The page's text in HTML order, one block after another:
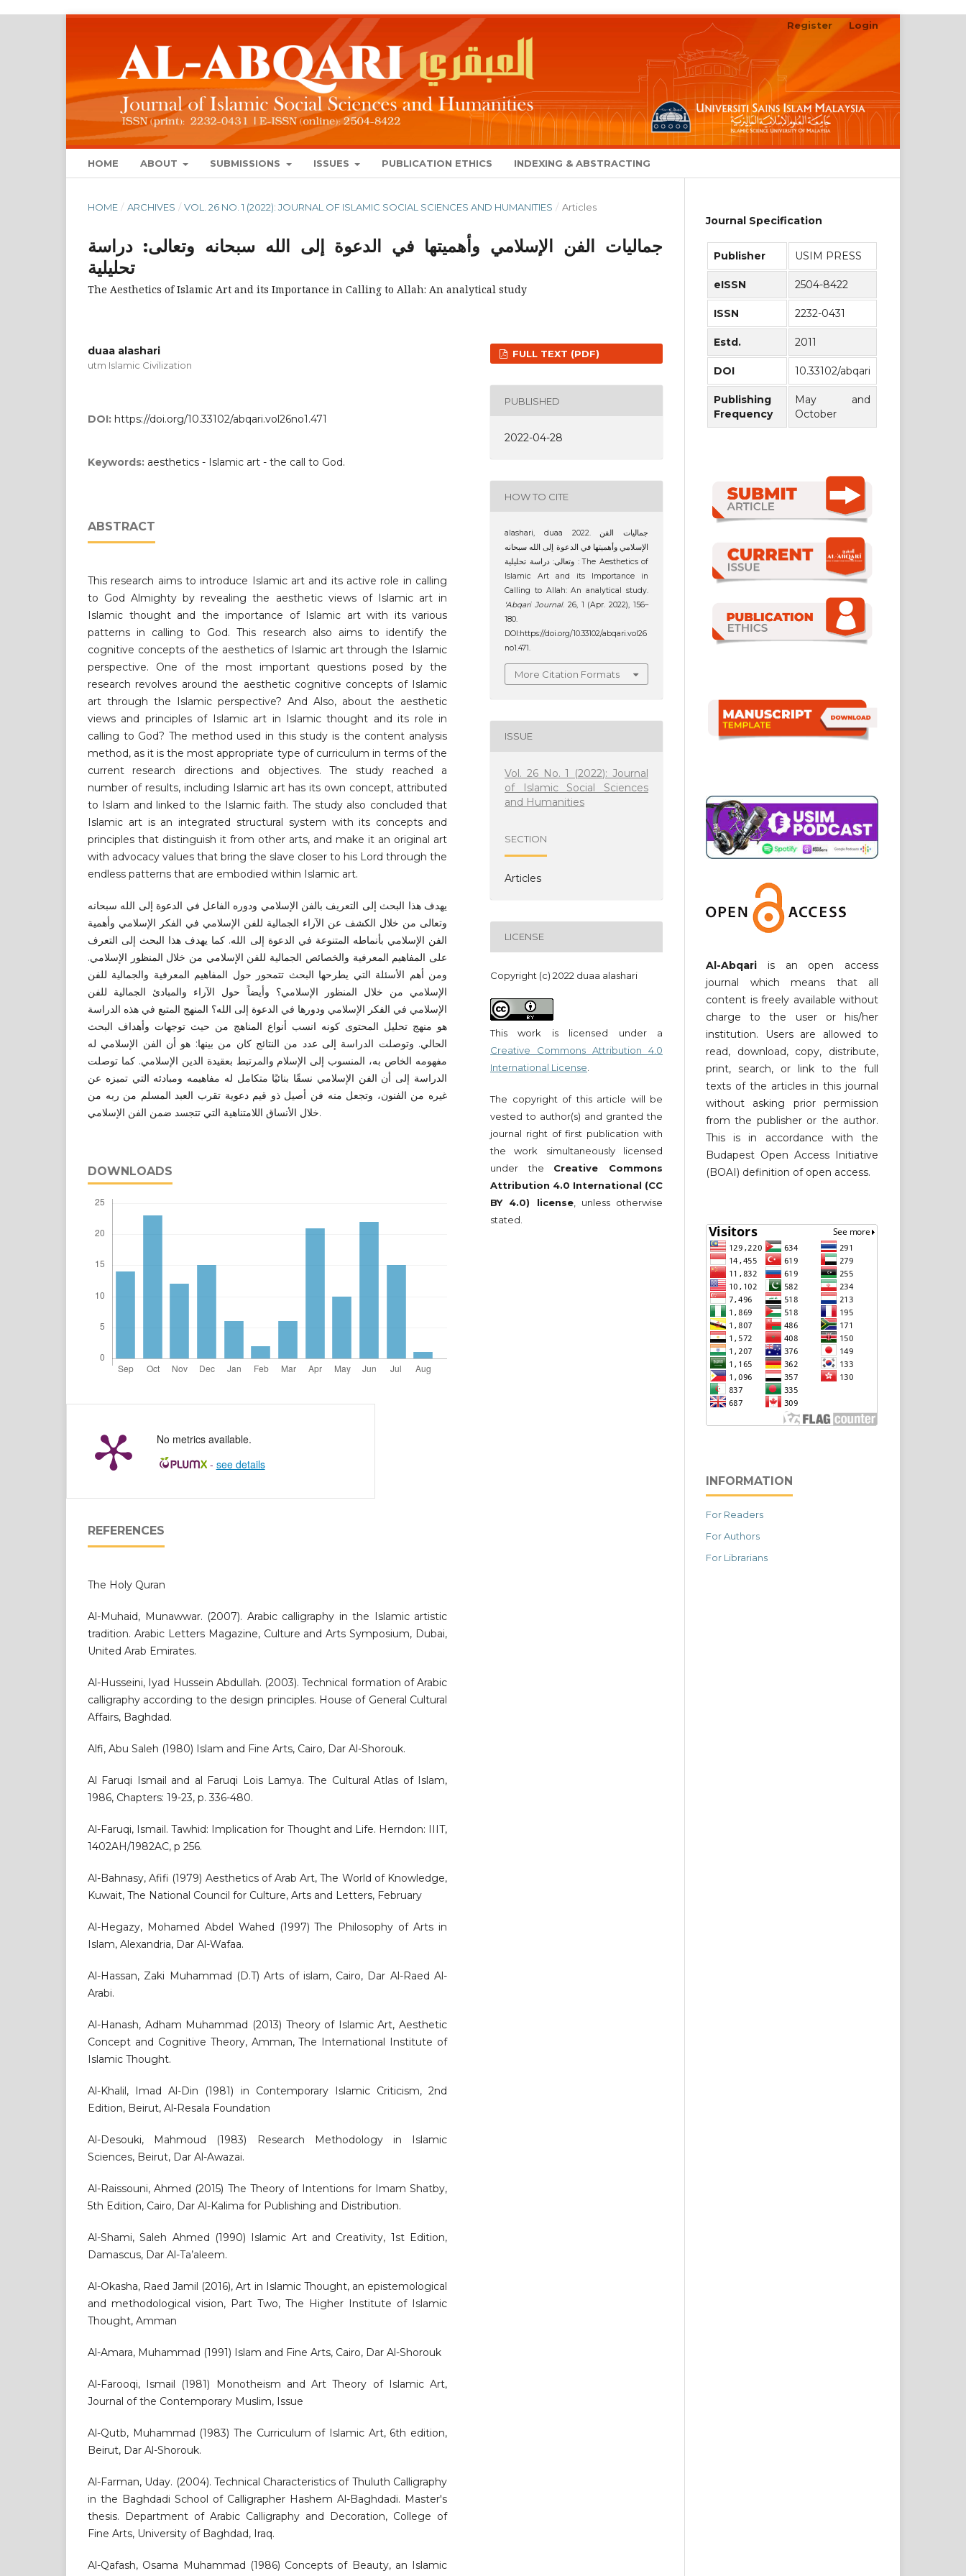
HOME ABOUT SUBMISSIONS ISSUES PUBLICATION ETHICS INDEXING & ABSTRACTING
Register Login
HOME / ARCHIVES / VOL. 26 NO. 1 (2022): JOURNAL OF ISLAMIC SOCIAL SCIENCES AND HUMANITIES / Articles
جماليات الفن الإسلامي وأهميتها في الدعوة إلى الله سبحانه وتعالى: دراسة
تحليلية
The Aesthetics of Islamic Art and its Importance in Calling to Allah: An analytical study
duaa alashari
utm Islamic Civilization
DOI: https://doi.org/10.33102/abqari.vol26no1.471
Keywords: aesthetics - Islamic art - the call to God.
ABSTRACT
This research aims to introduce Islamic art and its active role in calling
to God Almighty by revealing the aesthetic views of Islamic art in
Islamic thought and the importance of Islamic art with its various
patterns in calling to God. This research also aims to identify the
cognitive concepts of the aesthetics of Islamic art through the Islamic
perspective. One of the most important questions posed by the
research revolves around the aesthetic cognitive concepts of Islamic
art through the Islamic perspective? And Also, about the aesthetic
views and principles of Islamic art in Islamic thought and its role in
calling to God? The method used in this study is the content analysis
method, as it is the most appropriate type of curriculum in terms of the
current research directions and objectives. The study reached a
number of results, including Islamic art has its own concept, attributed
to Islam and linked to the Islamic faith. The study also concluded that
Islamic art is an integrated structural system with its concepts and
principles that distinguish it from other arts, and make it an original art
with advocacy values ​​that bring the slave closer to his Lord through the
endless patterns that are embodied within Islamic art.
يهدف هذا البحث إلى التعريف بالفن الإسلامي ودوره الفاعل في الدعوة إلى الله سبحانه
وتعالى من خلال الكشف عن الآراء الجمالية للفن الإسلامي في الفكر الإسلامي وأهمية
الفن الإسلامي بأنماطه المتنوعة في الدعوة إلى الله. كما يهدف هذا البحث إلى التعرف
على المفاهيم المعرفية والخصائص الجمالية للفن الإسلامي من خلال المنظور الإسلامي.
ومن أهم الأسئلة التي يطرحها البحث تتمحور حول المفاهيم المعرفية والجمالية للفن
الإسلامي من خلال المنظور الإسلامي؟ وأيضاً حول الآراء والمبادئ الجمالية للفن
الإسلامي في الفكر الإسلامي ودورها في الدعوة إلى الله؟ المنهج المتبع في هذه الدراسة
هو منهج تحليل المحتوى كونه انسب أنواع المناهج من حيث توجهات وأهداف البحث
الحالي. وتوصلت الدراسة إلى عدد من النتائج كان من بينها: هو أن الفن الإسلامي له
مفهومه الخاص به، المنسوب إلى الإسلام والمرتبط بعقيدة الدين الإسلامي. كما توصلت
الدراسة إلى أن الفن الإسلامي نسقًا بنائيًا متكامل له مفاهيمه ومبادئه التي تميزه عن
غيره من الفنون، وتجعل منه فن أصيل ذو قيم دعوية تقرب العبد المسلم من ربه من
خلال الأنساق اللامتناهية التي تتجسد ضمن الفن الإسلامي.
DOWNLOADS
No metrics available.
- see details
REFERENCES
The Holy Quran
Al-Muhaid, Munawwar. (2007). Arabic calligraphy in the Islamic artistic
tradition. Arabic Letters Magazine, Culture and Arts Symposium, Dubai,
United Arab Emirates.
Al-Husseini, Iyad Hussein Abdullah. (2003). Technical formation of Arabic
calligraphy according to the design principles. House of General Cultural
Affairs, Baghdad.
Alfi, Abu Saleh (1980) Islam and Fine Arts, Cairo, Dar Al-Shorouk.
Al Faruqi Ismail and al Faruqi Lois Lamya. The Cultural Atlas of Islam,
1986, Chapters: 19-23, p. 336-480.
Al-Faruqi, Ismail. Tawhid: Implication for Thought and Life. Herndon: IIIT,
1402AH/1982AC, p 256.
Al-Bahnasy, Afifi (1979) Aesthetics of Arab Art, The World of Knowledge,
Kuwait, The National Council for Culture, Arts and Letters, February
Al-Hegazy, Mohamed Abdel Wahed (1997) The Philosophy of Arts in
Islam, Alexandria, Dar Al-Wafaa.
Al-Hassan, Zaki Muhammad (D.T) Arts of islam, Cairo, Dar Al-Raed Al-
Arabi.
Al-Hanash, Adham Muhammad (2013) Theory of Islamic Art, Aesthetic
Concept and Cognitive Theory, Amman, The International Institute of
Islamic Thought.
Al-Khalil, Imad Al-Din (1981) in Contemporary Islamic Criticism, 2nd
Edition, Beirut, Al-Resala Foundation
Al-Desouki, Mahmoud (1983) Research Methodology in Islamic
Sciences, Beirut, Dar Al-Awazai.
Al-Raissouni, Ahmed (2015) The Theory of Intentions for Imam Shatby,
5th Edition, Cairo, Dar Al-Kalima for Publishing and Distribution.
Al-Shami, Saleh Ahmed (1990) Islamic Art and Creativity, 1st Edition,
Damascus, Dar Al-Ta’aleem.
Al-Okasha, Raed Jamil (2016), Art in Islamic Thought, an epistemological
and methodological vision, Part Two, The Higher Institute of Islamic
Thought, Amman
Al-Amara, Muhammad (1991) Islam and Fine Arts, Cairo, Dar Al-Shorouk
Al-Farooqi, Ismail (1981) Monotheism and Art Theory of Islamic Art,
Journal of the Contemporary Muslim, Issue
Al-Qutb, Muhammad (1983) The Curriculum of Islamic Art, 6th edition,
Beirut, Dar Al-Shorouk.
Al-Farman, Uday. (2004). Technical Characteristics of Thuluth Calligraphy
in the Baghdadi School of Calligrapher Hashem Al-Baghdadi. Master's
thesis. Department of Arabic Calligraphy and Decoration, College of
Fine Arts, University of Baghdad, Iraq.
Al-Qafash, Osama Muhammad (1986) Concepts of Beauty, an Islamic
FULL TEXT (PDF)
PUBLISHED
2022-04-28
HOW TO CITE
alashari, duaa 2022. جماليات الفن
الإسلامي وأهميتها في الدعوة إلى الله سبحانه
وتعالى: دراسة تحليلية : The Aesthetics of
Islamic Art and its Importance in
Calling to Allah: An analytical study.
‘Abqari Journal. 26, 1 (Apr. 2022), 156–
180.
DOI:https://doi.org/10.33102/abqari.vol26
no1.471.
More Citation Formats
ISSUE
Vol. 26 No. 1 (2022): Journal
of Islamic Social Sciences
and Humanities
SECTION
Articles
LICENSE
Copyright (c) 2022 duaa alashari
This work is licensed under a
Creative Commons Attribution 4.0
International License
The copyright of this article will be
vested to author(s) and granted the
journal right of first publication with
the work simultaneously licensed
under the Creative Commons
Attribution 4.0 International (CC
BY 4.0) license, unless otherwise
stated.
Journal Specification
Publisher USIM PRESS
eISSN 2504-8422
ISSN 2232-0431
Estd. 2011
DOI 10.33102/abqari
Publishing
Frequency
May and
October
Al-Abqari is an open access
journal which means that all
content is freely available without
charge to the user or his/her
institution. Users are allowed to
read, download, copy, distribute,
print, search, or link to the full
texts of the articles in this journal
without asking prior permission
from the publisher or the author.
This is in accordance with the
Budapest Open Access Initiative
(BOAI) definition of open access.
INFORMATION
For Readers
For Authors
For Librarians